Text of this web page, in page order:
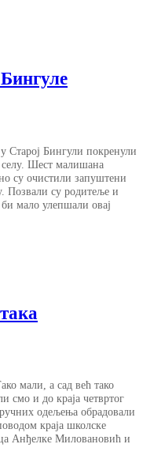
Бингули покренули
селу. Шест малишана
су очистили запуштени
Позвали су родитеље и
мало улепшали овај
мали, а сад већ тако
смо и до краја четвртог
одељења обрадовали
краја школске
Анђелке Миловановић и